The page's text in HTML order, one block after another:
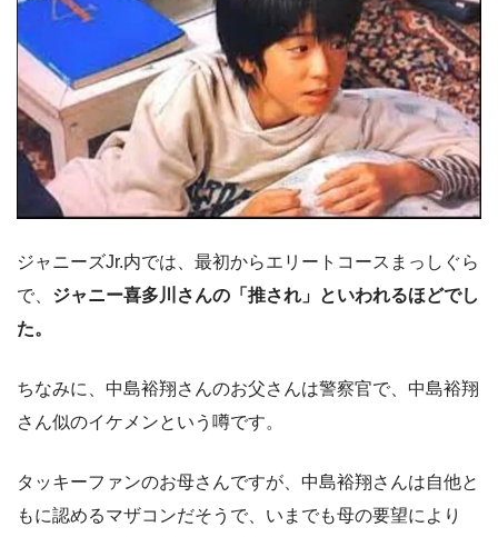
ジャニーズJr.内では、最初からエリートコースまっしぐら
で、 ジャニー喜多川さんの「推され」といわれるほどでし
た。
ちなみに、中島裕翔さんのお父さんは警察官で、中島裕翔
さん似のイケメンという噂です。
タッキーファンのお母さんですが、中島裕翔さんは自他と
もに認めるマザコンだそうで、いまでも母の要望により